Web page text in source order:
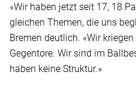
«Wir haben jetzt seit 17, 18
gleichen Themen, die uns
Bremen deutlich. «Wir
Gegentore. Wir sind im
haben keine Struktur.»